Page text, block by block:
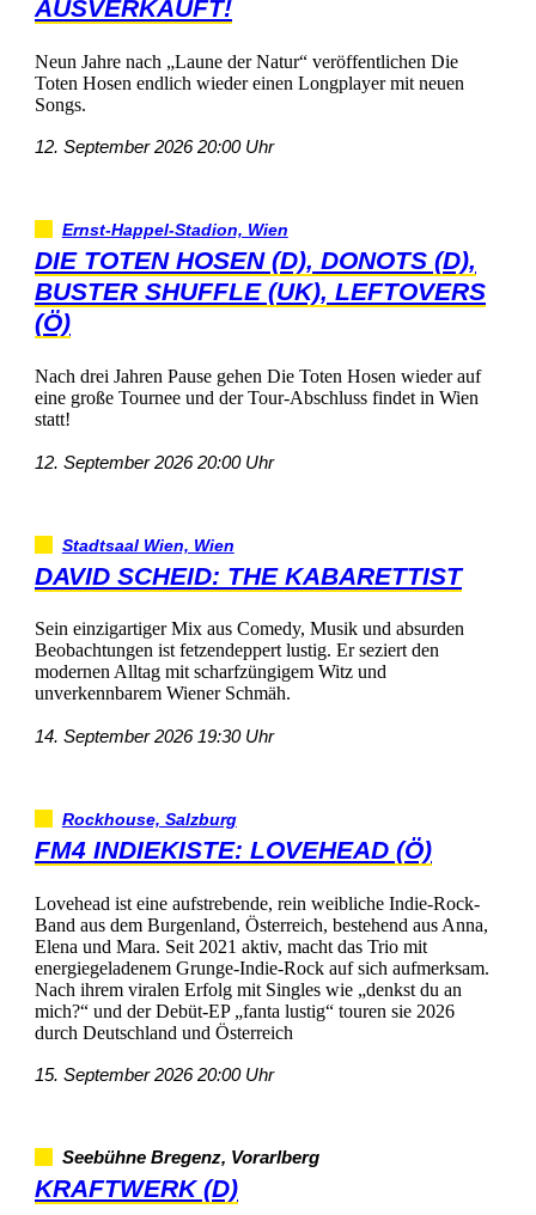
AUSVERKAUFT!
NeunJahrenach„LaunederNatur“veröffentlichenDie
TotenHosenendlichwiedereinenLongplayermitneuen
Songs.
12.September202620:00Uhr
Ernst-Happel-Stadion,Wien
DIETOTENHOSEN(D),DONOTS(D),
BUSTERSHUFFLE(UK),LEFTOVERS
(Ö)
NachdreiJahrenPausegehenDieTotenHosenwiederauf
einegroßeTourneeundderTour-AbschlussfindetinWien
statt!
12.September202620:00Uhr
StadtsaalWien,Wien
DAVIDSCHEID:THEKABARETTIST
SeineinzigartigerMixausComedy,Musikundabsurden
Beobachtungenistfetzendeppertlustig.Erseziertden
modernenAlltagmitscharfzüngigemWitzund
unverkennbaremWienerSchmäh.
14.September202619:30Uhr
Rockhouse,Salzburg
FM4INDIEKISTE:LOVEHEAD(Ö)
Loveheadisteineaufstrebende,reinweiblicheIndie-Rock-
BandausdemBurgenland,Österreich,bestehendausAnna,
ElenaundMara.Seit2021aktiv,machtdasTriomit
energiegeladenemGrunge-Indie-Rockaufsichaufmerksam.
NachihremviralenErfolgmitSingleswie„denkstduan
mich?“undderDebüt-EP„fantalustig“tourensie2026
durchDeutschlandundÖsterreich
15.September202620:00Uhr
SeebühneBregenz,Vorarlberg
KRAFTWERK(D)